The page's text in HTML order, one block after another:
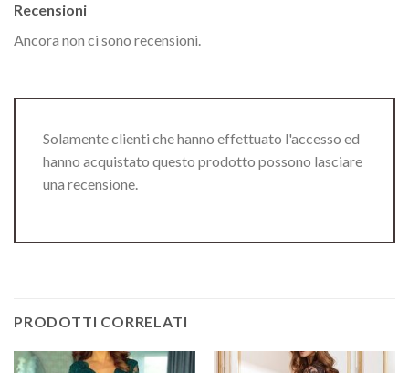
Recensioni
Ancora non ci sono recensioni.
Solamente clienti che hanno effettuato l'accesso ed
hanno acquistato questo prodotto possono lasciare
una recensione.
PRODOTTI CORRELATI